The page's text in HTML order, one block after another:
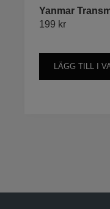
Yanmar
199 kr
LÄGG TILL I